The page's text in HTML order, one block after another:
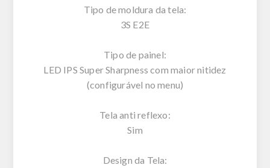
Tipo de moldura da tela:
3S E2E
Tipo de painel:
LED IPS Super Sharpness com maior nitidez
(configurável no menu)
Tela anti reflexo:
Sim
Design da Tela: